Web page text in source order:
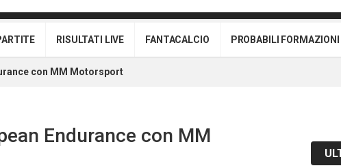
RISULTATI LIVE FANTACALCIO PROBABILI FORMAZIONI
con MM Motorsport
Endurance con MM